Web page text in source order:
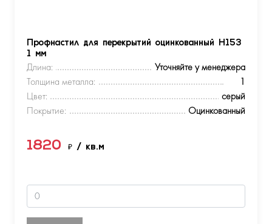
Профнастил для перекрытий оцинкованный Н153
1 мм
Длина:
Уточняйте у менеджера
Толщина металла:
1
Цвет:
серый
Покрытие:
Оцинкованный
1820 ₽ / кв.м